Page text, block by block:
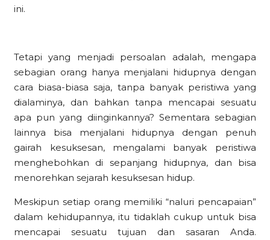
ini.
Tetapi yang menjadi persoalan adalah, mengapa
sebagian orang hanya menjalani hidupnya dengan
cara biasa-biasa saja, tanpa banyak peristiwa yang
dialaminya, dan bahkan tanpa mencapai sesuatu
apa pun yang diinginkannya? Sementara sebagian
lainnya bisa menjalani hidupnya dengan penuh
gairah kesuksesan, mengalami banyak peristiwa
menghebohkan di sepanjang hidupnya, dan bisa
menorehkan sejarah kesuksesan hidup.
Meskipun setiap orang memiliki “naluri pencapaian”
dalam kehidupannya, itu tidaklah cukup untuk bisa
mencapai sesuatu tujuan dan sasaran Anda.